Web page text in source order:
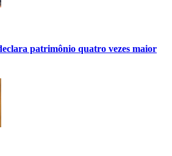
patrimônio quatro vezes maior